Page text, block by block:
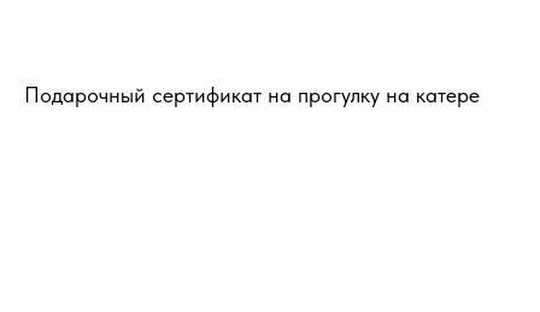
Подарочный сертификат на прогулку на катере